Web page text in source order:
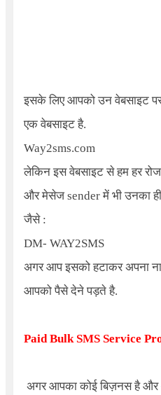
इसके लिए आपको उन वेबसाइट
एक वेबसाइट है.
Way2sms.com
लेकिन इस वेबसाइट से हम हर
और मेसेज sender में भी उनका ही
जैसे :
DM- WAY2SMS
अगर आप इसको हटाकर अपना
आपको पैसे देने पड़ते है.
Paid Bulk SMS Service
अगर आपका कोई बिज़नस है और